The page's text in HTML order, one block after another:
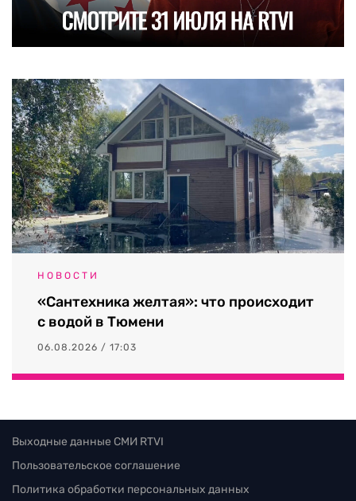
НОВОСТИ
«Сантехника желтая»: что происходит
с водой в Тюмени
06.08.2026 / 17:03
Выходные данные СМИ RTVI
Пользовательское соглашение
Политика обработки персональных данных